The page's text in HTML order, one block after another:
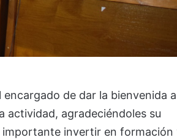
de dar la bienvenida
actividad, agradeciéndoles su
importante invertir en formación